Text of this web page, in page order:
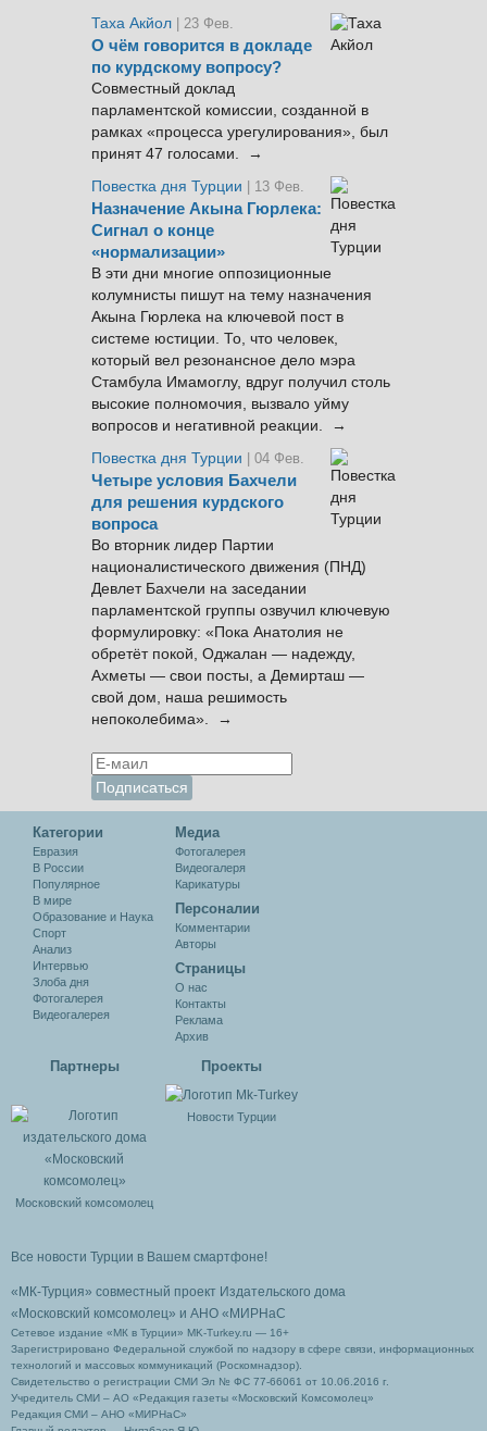
Таха Акйол | 23 Фев.
О чём говорится в докладе
по курдскому вопросу?
Совместный доклад
парламентской комиссии, созданной в
рамках «процесса урегулирования», был
принят 47 голосами. →
Повестка дня Турции
| 13 Фев.
Назначение Акына Гюрлека:
Сигнал о конце
«нормализации»
В эти дни многие оппозиционные
колумнисты пишут на тему назначения
Акына Гюрлека на ключевой пост в
системе юстиции. То, что человек,
который вел резонансное дело мэра
Стамбула Имамоглу, вдруг получил столь
высокие полномочия, вызвало уйму
вопросов и негативной реакции. →
Повестка дня Турции
| 04 Фев.
Четыре условия Бахчели
для решения курдского
вопроса
Во вторник лидер Партии
националистического движения (ПНД)
Девлет Бахчели на заседании
парламентской группы озвучил ключевую
формулировку: «Пока Анатолия не
обретёт покой, Оджалан — надежду,
Ахметы — свои посты, а Демирташ —
свой дом, наша решимость
непоколебима». →
Категории
Евразия
В России
Популярное
В мире
Образование и Наука
Спорт
Анализ
Интервью
Злоба дня
Фотогалерея
Видеогалерея
Медиа
Фотогалерея
Видеогалеря
Карикатуры
Персоналии
Комментарии
Авторы
Cтраницы
О нас
Контакты
Реклама
Архив
Партнеры
Московский комсомолец
Проекты
Новости Турции
Все новости Турции в Вашем смартфоне!
«МК-Турция» совместный проект Издательского дома
«Московский комсомолец» и АНО «МИРНаС
Сетевое издание «МК в Турции» MK-Turkey.ru — 16+
Зарегистрировано Федеральной службой по надзору в сфере связи, информационных
технологий и массовых коммуникаций (Роскомнадзор).
Свидетельство о регистрации СМИ Эл № ФС 77-66061 от 10.06.2016 г.
Учредитель СМИ – АО «Редакция газеты «Московский Комсомолец»
Редакция СМИ – АНО «МИРНаС»